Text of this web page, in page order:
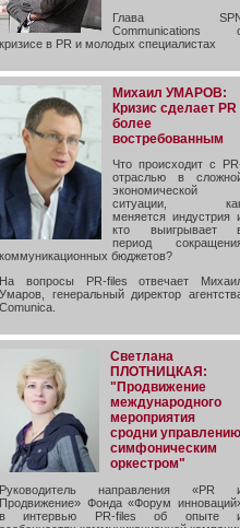
Глава
Communications
кризисе в PR и молодых специалистах
Михаил УМАРОВ:
Кризис сделает PR
более
востребованным
Что происходит с
отраслью в
экономической
ситуации,
меняется индустрия
кто выигрывает
период
коммуникационных бюджетов?
На вопросы PR-files отвечает
Умаров, генеральный директор
Comunica.
Светлана
ПЛОТНИЦКАЯ:
"Продвижение
международного
мероприятия
сродни управлению
симфоническим
оркестром"
Руководитель направления «PR
Продвижение» Фонда «Форум
в интервью PR-files об опыте